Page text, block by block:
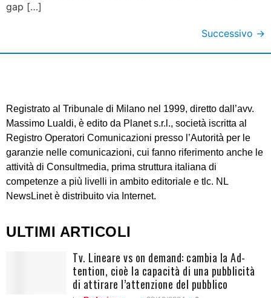
gap […]
Successivo →
Registrato al Tribunale di Milano nel 1999, diretto dall’avv.
Massimo Lualdi, è edito da Planet s.r.l., società iscritta al
Registro Operatori Comunicazioni presso l’Autorità per le
garanzie nelle comunicazioni, cui fanno riferimento anche le
attività di Consultmedia, prima struttura italiana di
competenze a più livelli in ambito editoriale e tlc. NL
NewsLinet è distribuito via Internet.
ULTIMI ARTICOLI
Tv. Lineare vs on demand: cambia la Ad-
tention, cioè la capacità di una pubblicità
di attirare l’attenzione del pubblico